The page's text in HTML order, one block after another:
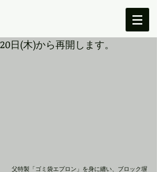
20日(木)から再開します。